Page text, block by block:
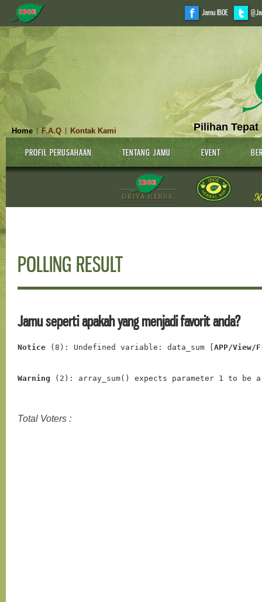
Jamu IBOE
Pilihan Tepat
Home |F.A.Q Kontak Kami
PROFIL PERUSAHAAN TENTANG JAMU EVENT
POLLING RESULT
Jamu seperti apakah yang menjadi favorit anda?
Notice (8) : Undefined variable: data_sum [ APP/
Warning (2) : array_sum() expects parameter 1 to
Total Voters :